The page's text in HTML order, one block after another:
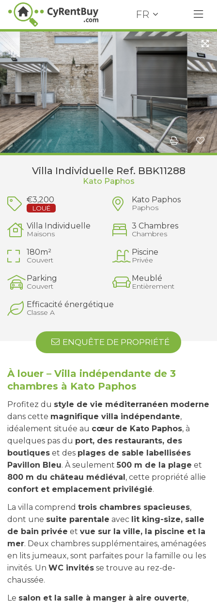
FR
Villa Individuelle Ref. BBK11288
Kato Paphos
€3,200
LOUÉ
Kato Paphos
Paphos
Villa Individuelle
Maisons
3 Chambres
Chambres
180m²
Couvert
Piscine
Privée
Parking
Couvert
Meublé
Entièrement
Efficacité énergétique
Classe A
ENQUÊTE DE PROPRIÉTÉ
À louer – Villa indépendante de 3
chambres à Kato Paphos
Profitez du style de vie méditerranéen moderne
dans cette magnifique villa indépendante,
idéalement située au cœur de Kato Paphos, à
quelques pas du port, des restaurants, des
boutiques et des plages de sable labellisées
Pavillon Bleu. À seulement 500 m de la plage et
800 m du château médiéval, cette propriété allie
confort et emplacement privilégié.
La villa comprend trois chambres spacieuses,
dont une suite parentale avec lit king-size, salle
de bain privée et vue sur la ville, la piscine et la
mer. Deux chambres supplémentaires, aménagées
en lits jumeaux, sont parfaites pour la famille ou les
invités. Un WC invités se trouve au rez-de-
chaussée.
Le salon et la salle à manger à aire ouverte,